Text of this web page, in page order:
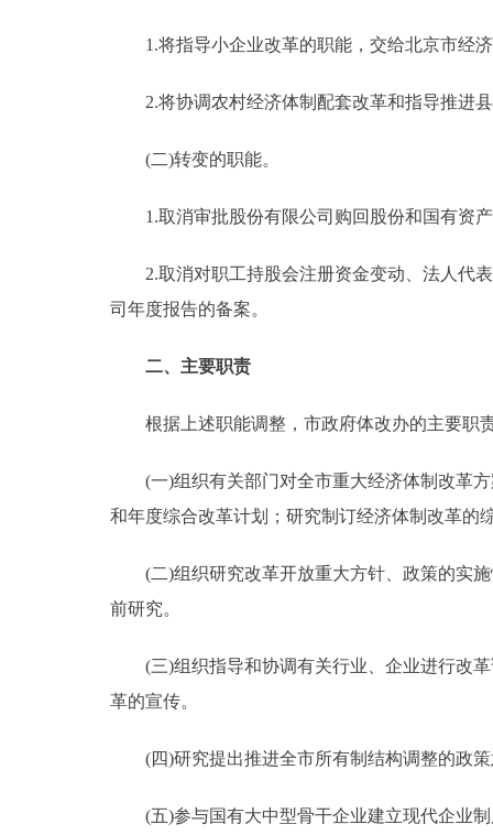
北京概况
绿色北京
ENGLISH
DEUTSCH
1.将指导小企业改革的职能，交给北京市经
2.将协调农村经济体制配套改革和指导推进县
(二)转变的职能。
1.取消审批股份有限公司购回股份和国有资产
2.取消对职工持股会注册资金变动、法人代表
司年度报告的备案。
二、主要职责
根据上述职能调整，市政府体改办的主要职
(一)组织有关部门对全市重大经济体制改革方
和年度综合改革计划；研究制订经济体制改革的
(二)组织研究改革开放重大方针、政策的实施
前研究。
(三)组织指导和协调有关行业、企业进行改革
革的宣传。
(四)研究提出推进全市所有制结构调整的政策
(五)参与国有大中型骨干企业建立现代企业制